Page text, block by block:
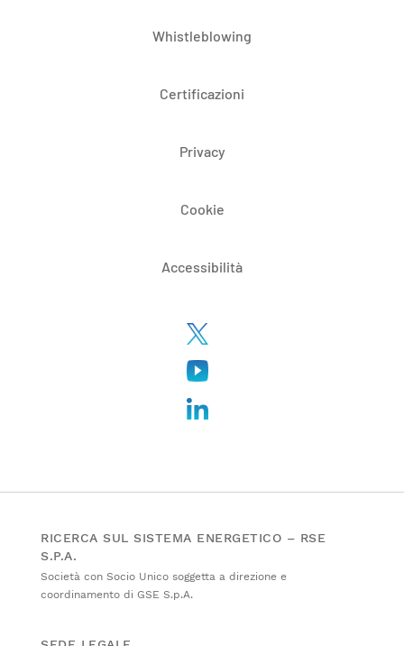
Whistleblowing
Certificazioni
Privacy
Cookie
Accessibilità
RICERCA SUL SISTEMA ENERGETICO – RSE
S.P.A.
Società con Socio Unico soggetta a direzione e
coordinamento di GSE S.p.A.